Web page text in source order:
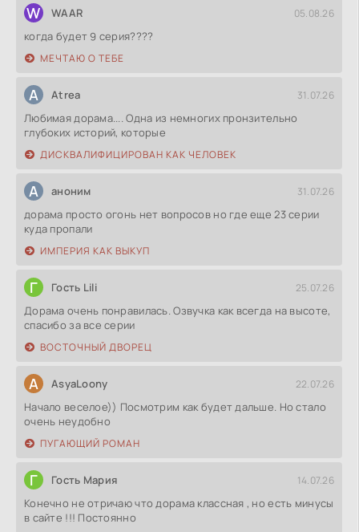
W WAAR 05.08.26
когда будет 9 серия????
МЕЧТАЮ О ТЕБЕ
A Atrea 31.07.26
Любимая дорама.... Одна из немногих пронзительно
глубоких историй, которые
ДИСКВАЛИФИЦИРОВАН КАК ЧЕЛОВЕК
А аноним 31.07.26
дорама просто огонь нет вопросов но где еще 23 серии
куда пропали
ИМПЕРИЯ КАК ВЫКУП
Г Гость Lili 25.07.26
Дорама очень понравилась. Озвучка как всегда на высоте,
спасибо за все серии
ВОСТОЧНЫЙ ДВОРЕЦ
A AsyaLoony 22.07.26
Начало веселое)) Посмотрим как будет дальше. Но стало
очень неудобно
ПУГАЮЩИЙ РОМАН
Г Гость Мария 14.07.26
Конечно не отричаю что дорама классная , но есть минусы
в сайте !!! Постоянно